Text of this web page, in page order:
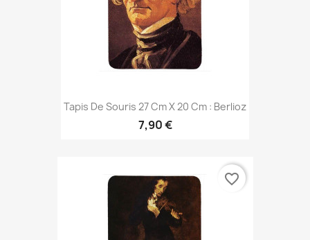
Tapis De Souris 27 Cm X 20 Cm : Berlioz
7,90 €
favorite_border